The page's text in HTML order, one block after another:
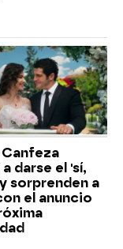
Canfeza
darse el 'sí,
sorprenden a
el anuncio